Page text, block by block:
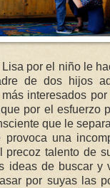
por el niño le
de dos hijos
interesados
por el esfuerzo
que le
provoca una
precoz talento de
ideas de buscar y
por suyas las